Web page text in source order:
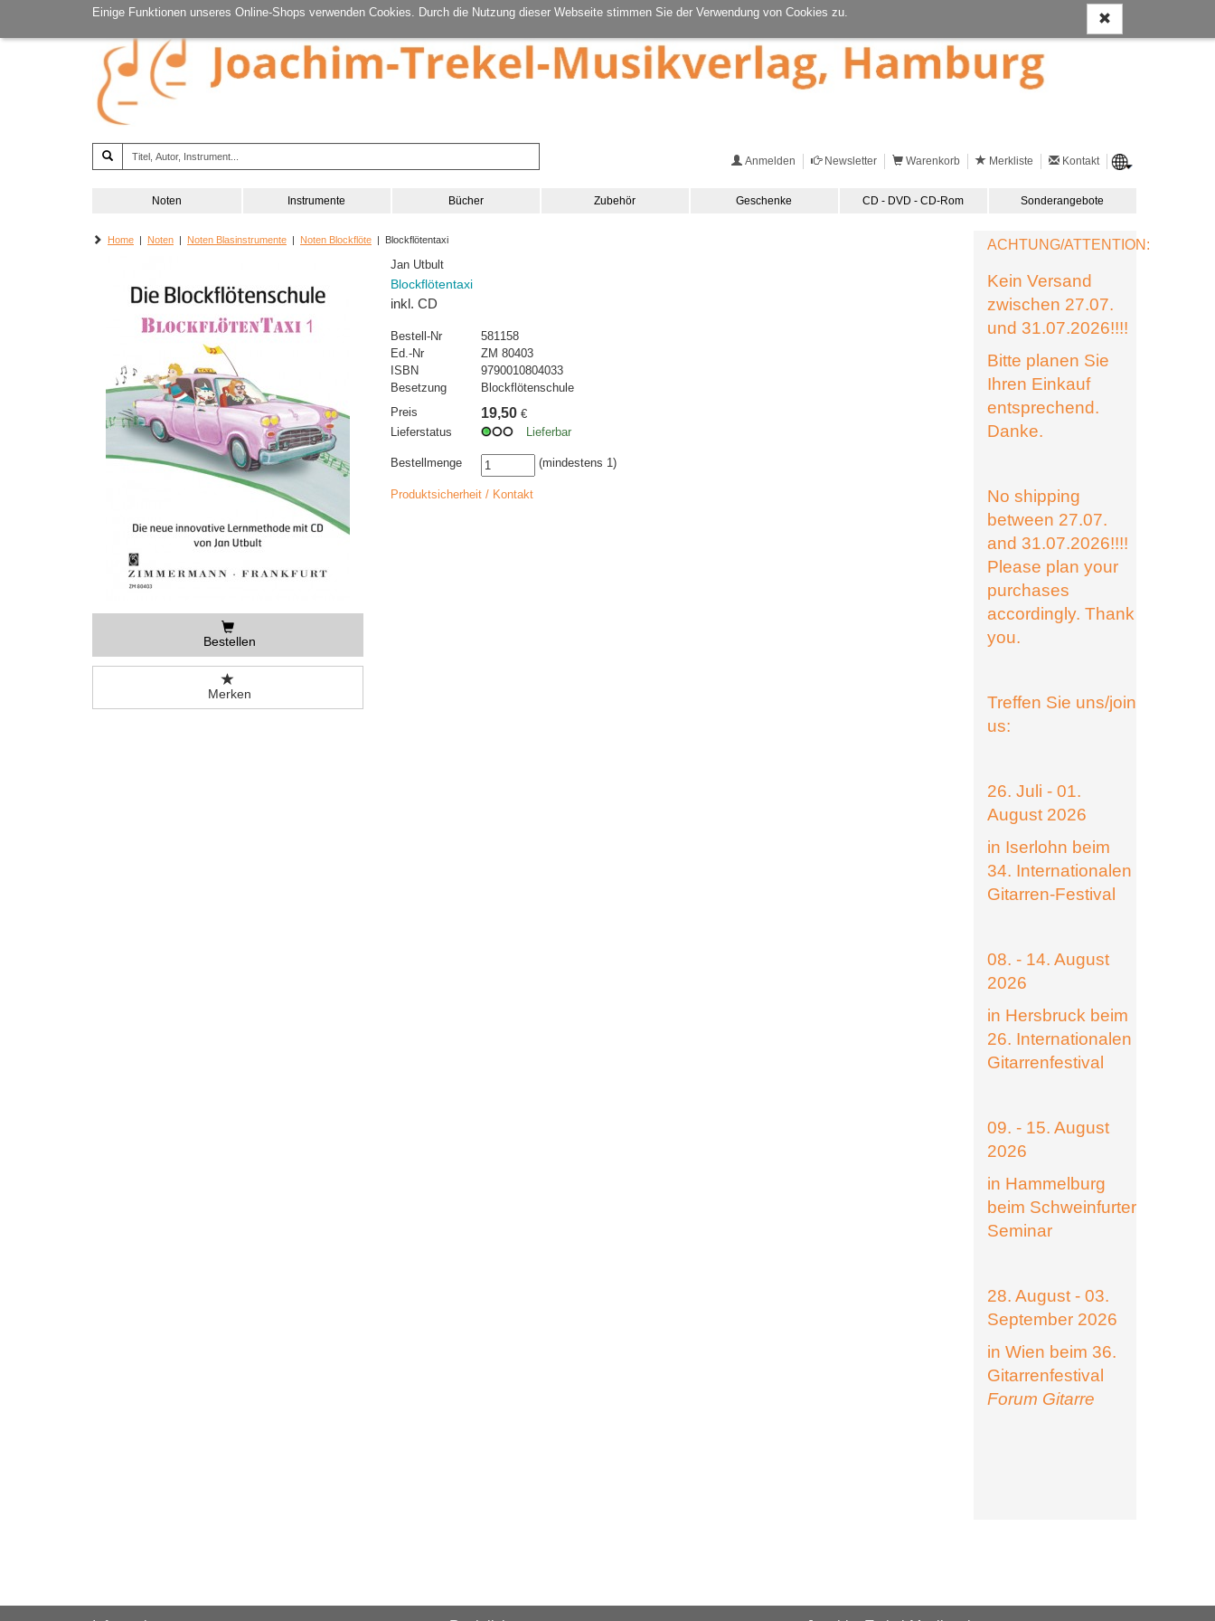
Einige Funktionen unseres Online-Shops verwenden Cookies. Durch die Nutzung dieser Webseite stimmen Sie der Verwendung von Cookies zu.
Anmelden Newsletter Warenkorb Merkliste Kontakt
Noten Instrumente Bücher Zubehör Geschenke CD - DVD - CD-Rom Sonderangebote
Home | Noten | Noten Blasinstrumente | Noten Blockflöte | Blockflötentaxi
Bestellen
Merken
Jan Utbult
Blockflötentaxi
inkl. CD
Bestell-Nr
581158
Ed.-Nr
ZM 80403
ISBN
9790010804033
Besetzung
Blockflötenschule
Preis
19,50 €
Lieferstatus
Lieferbar
Bestellmenge (mindestens 1)
Produktsicherheit / Kontakt
ACHTUNG/ATTENTION:
Kein Versand
zwischen 27.07.
und 31.07.2026!!!!
Bitte planen Sie
Ihren Einkauf
entsprechend.
Danke.
No shipping
between 27.07.
and 31.07.2026!!!!
Please plan your
purchases
accordingly. Thank
you.
Treffen Sie uns/join
us:
26. Juli - 01.
August 2026
in Iserlohn beim
34. Internationalen
Gitarren-Festival
08. - 14. August
2026
in Hersbruck beim
26. Internationalen
Gitarrenfestival
09. - 15. August
2026
in Hammelburg
beim Schweinfurter
Seminar
28. August - 03.
September 2026
in Wien beim 36.
Gitarrenfestival
Forum Gitarre